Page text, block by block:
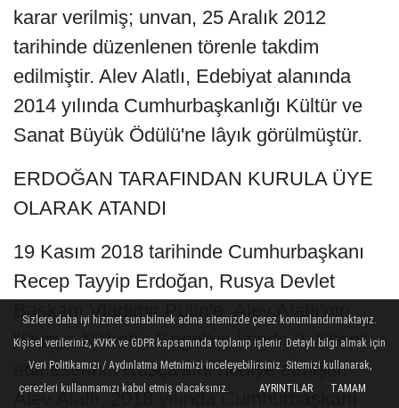
karar verilmiş; unvan, 25 Aralık 2012
tarihinde düzenlenen törenle takdim
edilmiştir. Alev Alatlı, Edebiyat alanında
2014 yılında Cumhurbaşkanlığı Kültür ve
Sanat Büyük Ödülü'ne lâyık görülmüştür.
ERDOĞAN TARAFINDAN KURULA ÜYE
OLARAK ATANDI
19 Kasım 2018 tarihinde Cumhurbaşkanı
Recep Tayyip Erdoğan, Rusya Devlet
Başkanı Vladimir Putin'e, Alev Alatlı'nın
"Dünya Nöbeti - Gogol'un İzinde 2. Kitap"
adlı eserinin Rusça'sını hediye etmiştir.
Alev Alatlı, 2018 yılında Cumhurbaşkanı
Sizlere daha iyi hizmet sunabilmek adına sitemizde çerez konumlandırmaktayız.
Kişisel verileriniz, KVKK ve GDPR kapsamında toplanıp işlenir. Detaylı bilgi almak için
Veri Politikamızı / Aydınlatma Metnimizi inceleyebilirsiniz. Sitemizi kullanarak,
çerezleri kullanmamızı kabul etmiş olacaksınız.
AYRINTILAR TAMAM